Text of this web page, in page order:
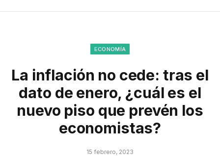
ECONOMÍA
La inflación no cede: tras el
dato de enero, ¿cuál es el
nuevo piso que prevén los
economistas?
15 febrero, 2023